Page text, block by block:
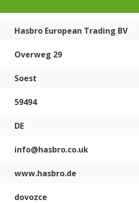
Hasbro European Trading BV
Overweg 29
Soest
59494
DE
info@hasbro.co.uk
www.hasbro.de
dovozce